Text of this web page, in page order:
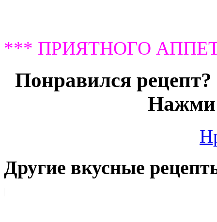
*** ПРИЯТНОГО
Понравился
Нажми
Другие вкусные